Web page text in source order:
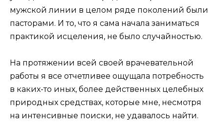
мужской линии в целом ряде поколений были
пасторами. И то, что я сама начала заниматься
практикой исцеления, не было случайностью.
На протяжении всей своей врачевательной
работы я все отчетливее ощущала потребность
в каких-то иных, более действенных целебных
природных средствах, которые мне, несмотря
на интенсивные поиски, не удавалось найти.